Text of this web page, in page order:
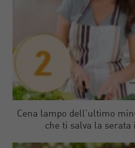
Cena lampo dell’ultimo
che ti salva la serata